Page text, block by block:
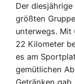
Der
größten
unterwegs. Mit
22 Kilometer
es am
gemütlichen
Getränken